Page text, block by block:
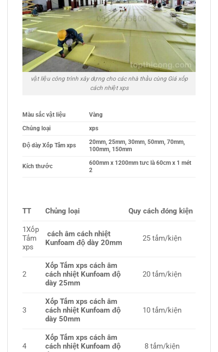
vật liệu công trình xây dựng cho các nhà thầu cùng Giá xốp
cách nhiệt xps
Màu sắc vật liệu
Vàng
Chủng loại
xps
Độ dày Xốp Tấm xps
20mm, 25mm, 30mm, 50mm, 70mm,
100mm, 150mm
Kích thước
600mm x 1200mm tưc là 60cm x 1 mét
2
TT Chủng loại Quy cách đóng kiện
1Xốp
Tấm
xps
cách âm cách nhiệt
Kunfoam độ dày 20mm
25 tấm/kiện
2
Xốp Tấm xps cách âm
cách nhiệt Kunfoam độ
dày 25mm
20 tấm/kiện
3
Xốp Tấm xps cách âm
cách nhiệt Kunfoam độ
dày 50mm
10 tấm/kiện
4
Xốp Tấm xps cách âm
cách nhiệt Kunfoam độ
8 tấm/kiện